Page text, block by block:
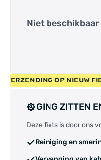
Niet beschikbaar
VERZENDING
GING ZITTEN
Deze fiets is door ons
Reiniging en